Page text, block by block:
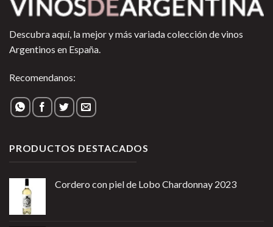
Descubra aquí, la mejor y más variada colección de vinos
Argentinos en España.
Recomendanos:
PRODUCTOS DESTACADOS
Cordero con piel de Lobo Chardonnay 2023